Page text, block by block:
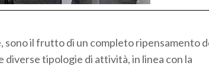
sono il frutto di un completo ripensamento
diverse tipologie di attività, in linea con la